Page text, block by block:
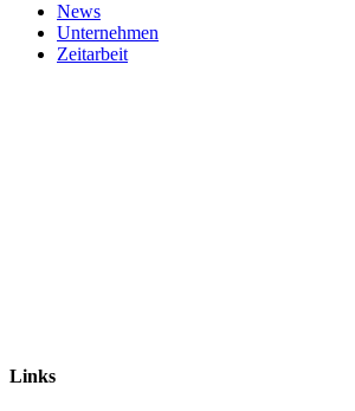
News
Unternehmen
Zeitarbeit
Links